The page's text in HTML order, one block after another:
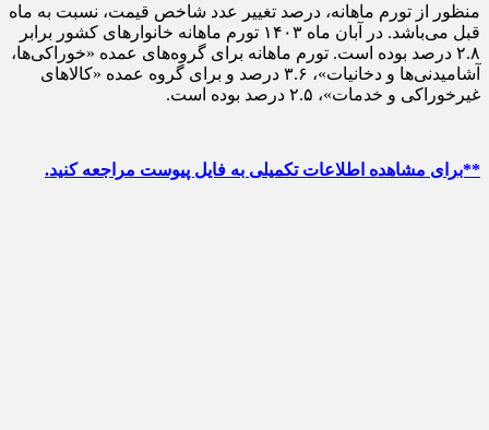
منظور از تورم ماهانه، درصد تغییر عدد شاخص قیمت، نسبت به ماه
قبل می‌باشد. در آبان ماه ۱۴۰۳ تورم ماهانه خانوارهای کشور برابر
۲.۸ درصد بوده است. تورم ماهانه برای گروه‌های عمده «خوراکی‌ها،
آشامیدنی‌ها و دخانیات»، ۳.۶ درصد و برای گروه عمده «کالاهای
غیرخوراکی و خدمات»، ۲.۵ درصد بوده است.
**برای مشاهده اطلاعات تکمیلی به فایل پیوست مراجعه کنید.